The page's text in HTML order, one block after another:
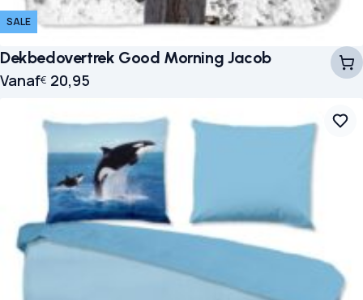
SALE
Dekbedovertrek Good Morning Jacob
Vanaf€ 20,95